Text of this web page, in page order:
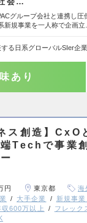
グループ会社と連携し
新規事業を一人称で企画
する日系グローバルSIer企業
あり
ス創造】CxO
Techで事業
円 東京都
海
大手企業 新規事
収600万以上 フレック